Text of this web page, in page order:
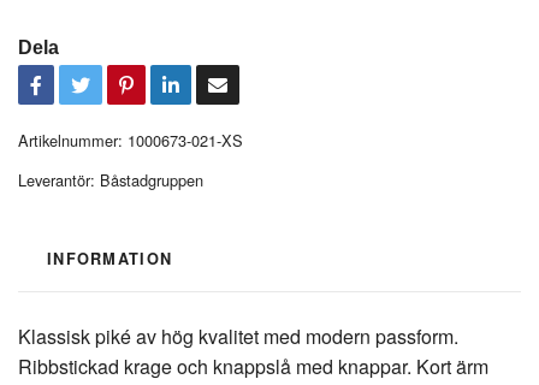
Dela
Artikelnummer: 1000673-021-XS
Leverantör: Båstadgruppen
INFORMATION
Klassisk piké av hög kvalitet med modern passform.
Ribbstickad krage och knappslå med knappar. Kort ärm